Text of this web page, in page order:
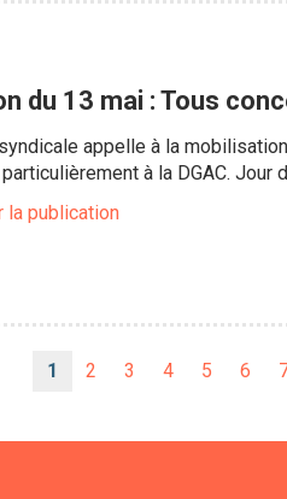
du 13 mai : Tous
appelle à la
à la DGAC.
la publication
Page
1 Page
2 Page
3 Page
4 Page
5 Page
6